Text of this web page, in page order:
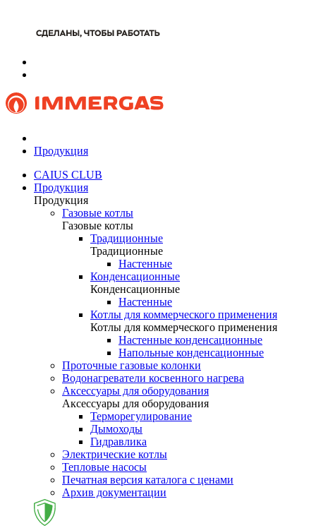
Продукция
CAIUS CLUB
Продукция
Продукция
Газовые котлы
Газовые котлы
Традиционные
Традиционные
Настенные
Конденсационные
Конденсационные
Настенные
Котлы для коммерческого применения
Котлы для коммерческого применения
Настенные конденсационные
Напольные конденсационные
Проточные газовые колонки
Водонагреватели косвенного нагрева
Аксессуары для оборудования
Аксессуары для оборудования
Терморегулирование
Дымоходы
Гидравлика
Электрические котлы
Тепловые насосы
Печатная версия каталога с ценами
Архив документации